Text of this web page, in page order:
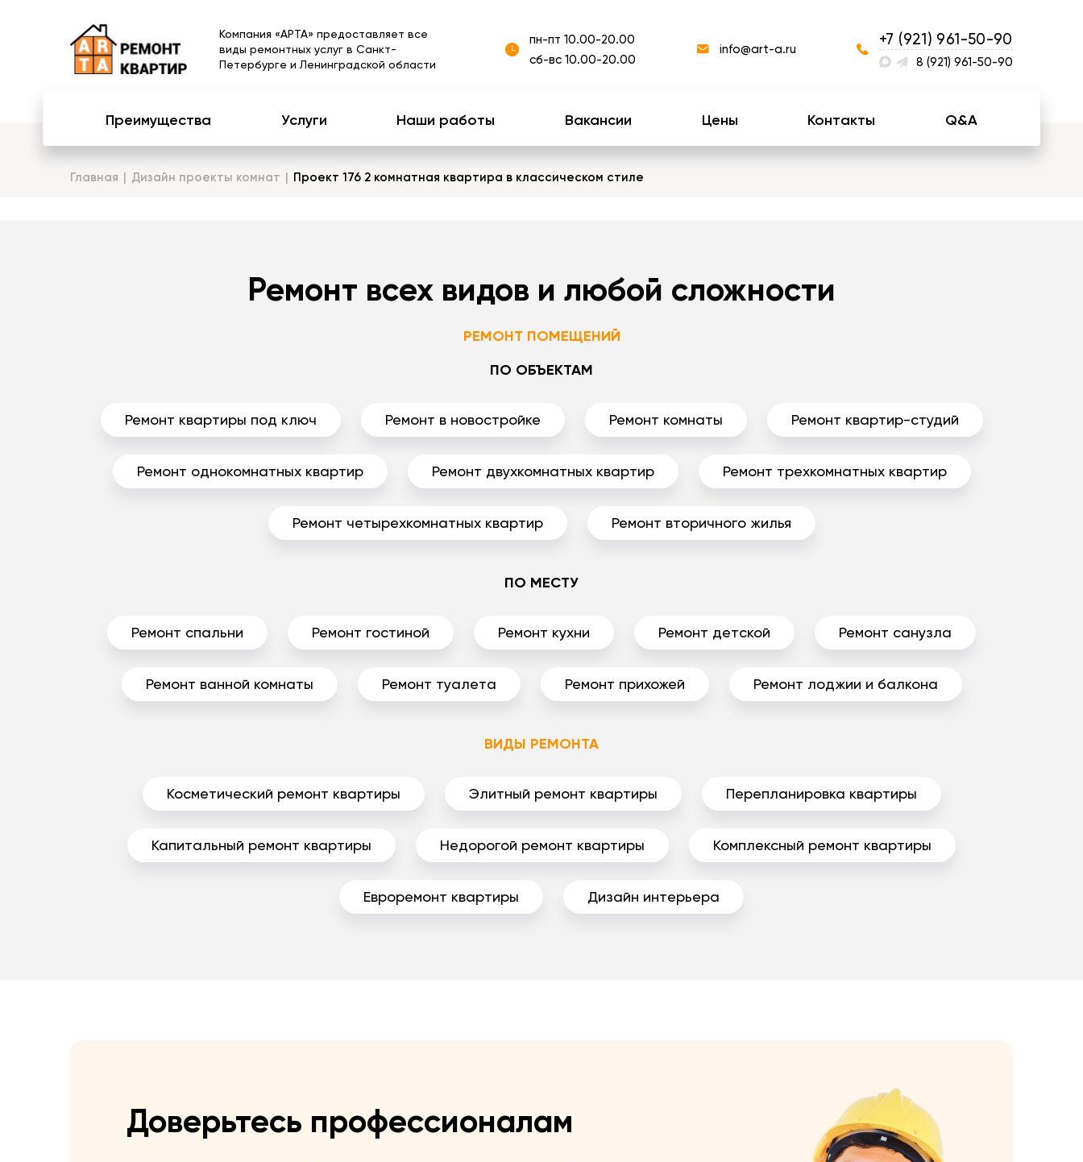
Компания «АРТА» предоставляет все
виды ремонтных услуг в Санкт-
Петербурге и Ленинградской области
пн-пт 10.00-20.00
сб-вс 10.00-20.00
info@art-a.ru
+7 (921) 961-50-90
8 (921) 961-50-90
Преимущества Услуги Наши работы Вакансии Цены Контакты Q&A
Главная Дизайн проекты комнат Проект 176 2 комнатная квартира в классическом стиле
Ремонт всех видов и любой сложности
РЕМОНТ ПОМЕЩЕНИЙ
ПО ОБЪЕКТАМ
Ремонт квартиры под ключ Ремонт в новостройке Ремонт комнаты Ремонт квартир-студий
Ремонт однокомнатных квартир Ремонт двухкомнатных квартир Ремонт трехкомнатных квартир
Ремонт четырехкомнатных квартир Ремонт вторичного жилья
ПО МЕСТУ
Ремонт спальни Ремонт гостиной Ремонт кухни Ремонт детской Ремонт санузла
Ремонт ванной комнаты Ремонт туалета Ремонт прихожей Ремонт лоджии и балкона
ВИДЫ РЕМОНТА
Косметический ремонт квартиры Элитный ремонт квартиры Перепланировка квартиры
Капитальный ремонт квартиры Недорогой ремонт квартиры Комплексный ремонт квартиры
Евроремонт квартиры Дизайн интерьера
Доверьтесь профессионалам